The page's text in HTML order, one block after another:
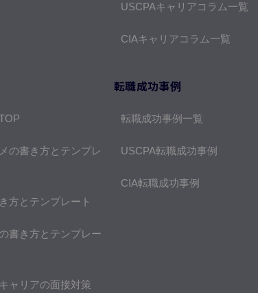
USCPAキャリアコラム一覧
CIAキャリアコラム一覧
の書き方とテンプレ
方とテンプレート
書き方とテンプレー
ャリアの面接対策
転職成功事例
転職成功事例一覧
USCPA転職成功事例
CIA転職成功事例